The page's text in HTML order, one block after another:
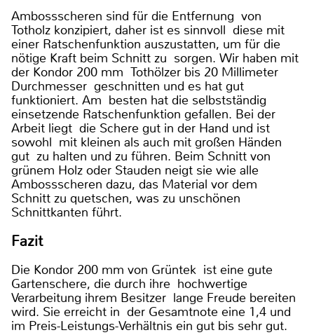
Ambossscheren sind für die Entfernung von
Totholz konzipiert, daher ist es sinnvoll diese mit
einer Ratschenfunktion auszustatten, um für die
nötige Kraft beim Schnitt zu sorgen. Wir haben mit
der Kondor 200 mm Tothölzer bis 20 Millimeter
Durchmesser geschnitten und es hat gut
funktioniert. Am besten hat die selbstständig
einsetzende Ratschenfunktion gefallen. Bei der
Arbeit liegt die Schere gut in der Hand und ist
sowohl mit kleinen als auch mit großen Händen
gut zu halten und zu führen. Beim Schnitt von
grünem Holz oder Stauden neigt sie wie alle
Ambossscheren dazu, das Material vor dem
Schnitt zu quetschen, was zu unschönen
Schnittkanten führt.
Fazit
Die Kondor 200 mm von Grüntek ist eine gute
Gartenschere, die durch ihre hochwertige
Verarbeitung ihrem Besitzer lange Freude bereiten
wird. Sie erreicht in der Gesamtnote eine 1,4 und
im Preis-Leistungs-Verhältnis ein gut bis sehr gut.